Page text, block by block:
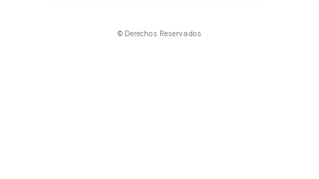
© Derechos Reservados